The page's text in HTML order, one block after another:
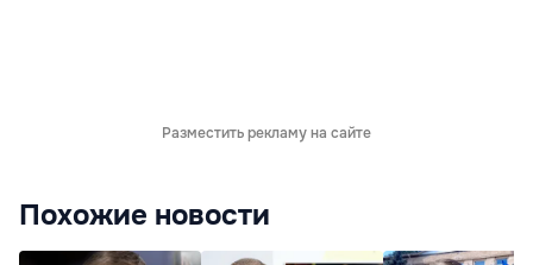
Разместить рекламу на сайте
Похожие новости